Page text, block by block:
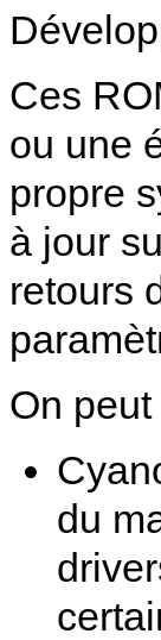
Ces
ou une
propre
à jour
retours
On
du